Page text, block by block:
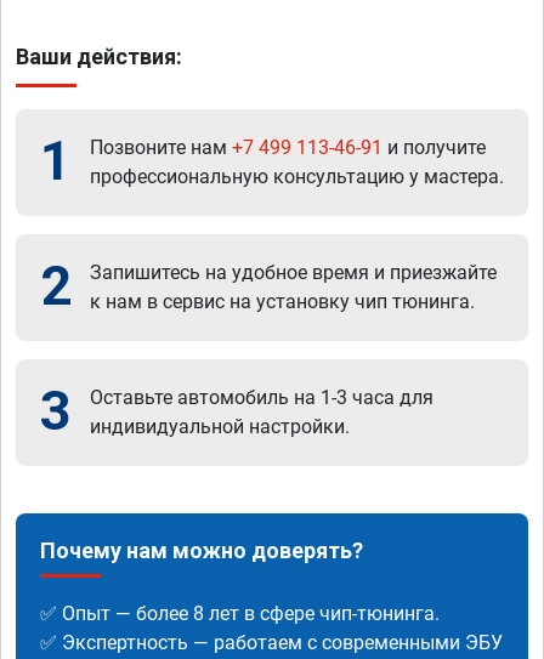
Ваши действия:
1 Позвоните нам +7 499 113-46-91 и получите
профессиональную консультацию у мастера.
2
Запишитесь на удобное время и приезжайте
к нам в сервис на установку чип тюнинга.
3
Оставьте автомобиль на 1-3 часа для
индивидуальной настройки.
Почему нам можно доверять?
✅ Опыт — более 8 лет в сфере чип-тюнинга.
✅ Экспертность — работаем с современными ЭБУ